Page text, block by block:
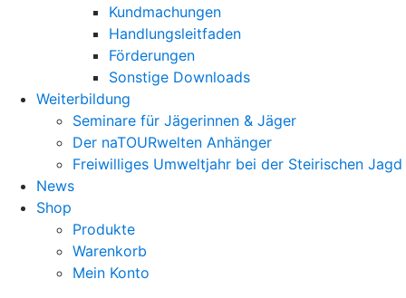
Kundmachungen
Handlungsleitfaden
Förderungen
Sonstige Downloads
Weiterbildung
Seminare für Jägerinnen & Jäger
Der naTOURwelten Anhänger
Freiwilliges Umweltjahr bei der Steirischen Jagd
News
Shop
Produkte
Warenkorb
Mein Konto